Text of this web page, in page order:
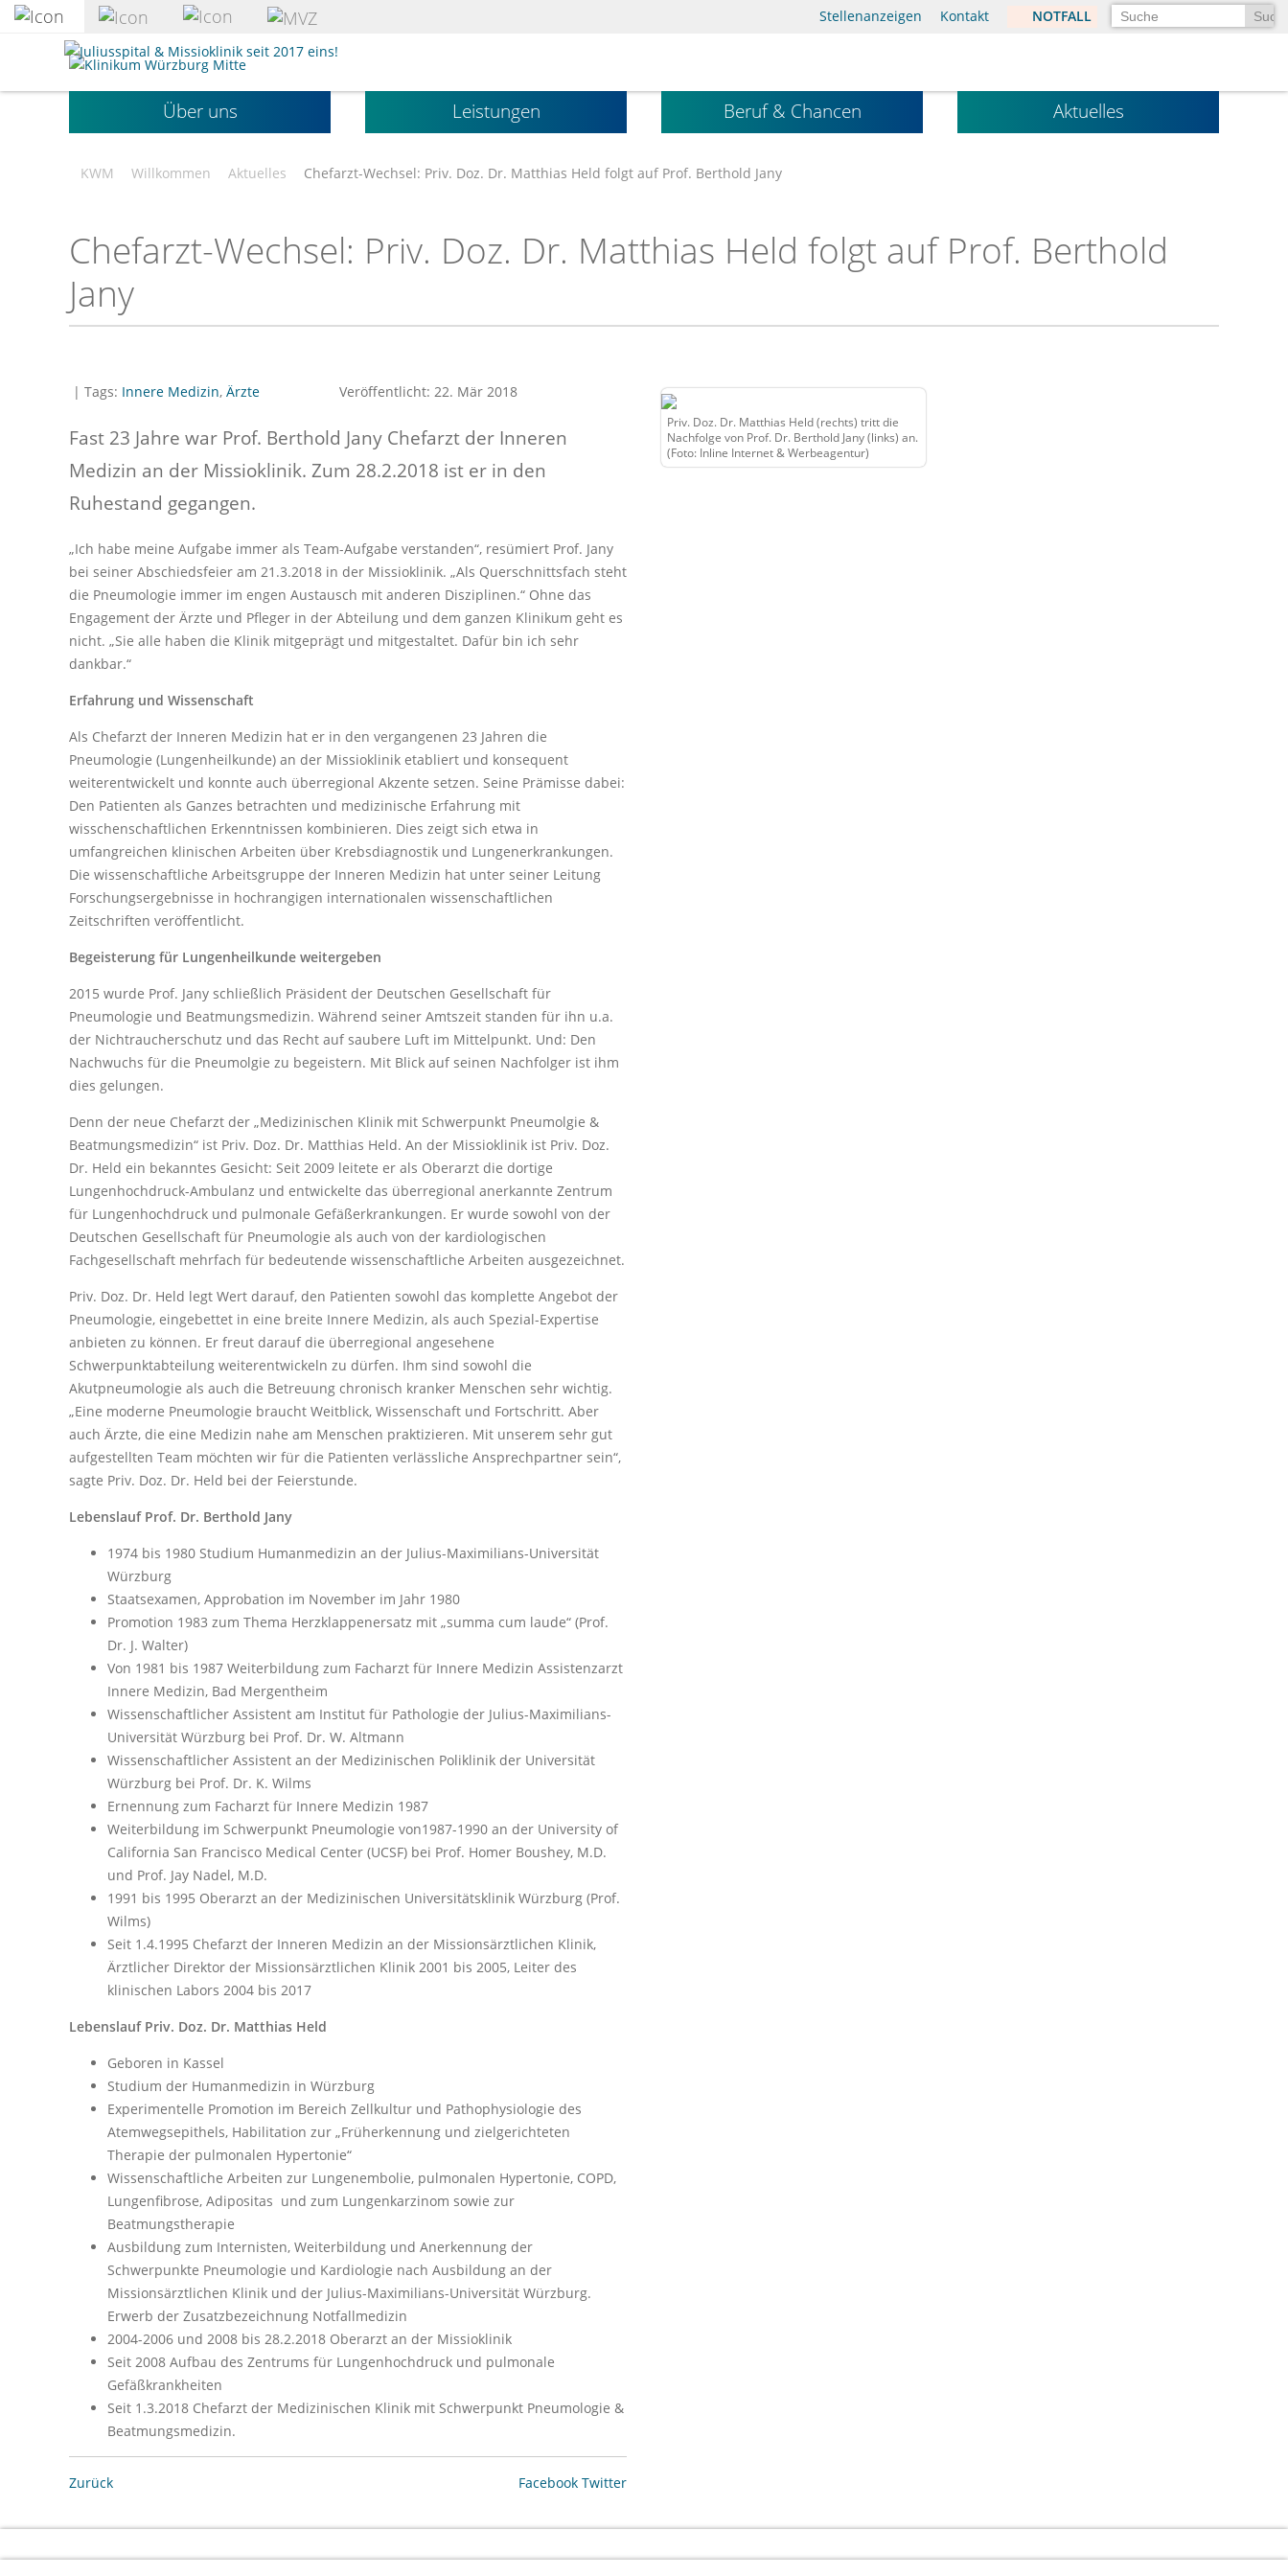
zum
Stellenanzeigen Kontakt NOTFALL Suchen
Klinikum
Würzburg
Mitte
gGmbHÜber uns Leistungen Beruf & Chancen Aktuelles
KWM Willkommen Aktuelles Chefarzt-Wechsel: Priv. Doz. Dr. Matthias Held folgt auf Prof. Berthold Jany
Chefarzt-Wechsel: Priv. Doz. Dr. Matthias Held folgt auf Prof. Berthold
Jany
Veröffentlicht: 22. Mär 2018
| Tags: Innere Medizin, Ärzte
Fast 23 Jahre war Prof. Berthold Jany Chefarzt der Inneren
Medizin an der Missioklinik. Zum 28.2.2018 ist er in den
Ruhestand gegangen.
„Ich habe meine Aufgabe immer als Team-Aufgabe verstanden“, resümiert Prof. Jany
bei seiner Abschiedsfeier am 21.3.2018 in der Missioklinik. „Als Querschnittsfach steht
die Pneumologie immer im engen Austausch mit anderen Disziplinen.“ Ohne das
Engagement der Ärzte und Pfleger in der Abteilung und dem ganzen Klinikum geht es
nicht. „Sie alle haben die Klinik mitgeprägt und mitgestaltet. Dafür bin ich sehr
dankbar.“
Erfahrung und Wissenschaft
Als Chefarzt der Inneren Medizin hat er in den vergangenen 23 Jahren die
Pneumologie (Lungenheilkunde) an der Missioklinik etabliert und konsequent
weiterentwickelt und konnte auch überregional Akzente setzen. Seine Prämisse dabei:
Den Patienten als Ganzes betrachten und medizinische Erfahrung mit
wisschenschaftlichen Erkenntnissen kombinieren. Dies zeigt sich etwa in
umfangreichen klinischen Arbeiten über Krebsdiagnostik und Lungenerkrankungen.
Die wissenschaftliche Arbeitsgruppe der Inneren Medizin hat unter seiner Leitung
Forschungsergebnisse in hochrangigen internationalen wissenschaftlichen
Zeitschriften veröffentlicht.
Begeisterung für Lungenheilkunde weitergeben
2015 wurde Prof. Jany schließlich Präsident der Deutschen Gesellschaft für
Pneumologie und Beatmungsmedizin. Während seiner Amtszeit standen für ihn u.a.
der Nichtraucherschutz und das Recht auf saubere Luft im Mittelpunkt. Und: Den
Nachwuchs für die Pneumolgie zu begeistern. Mit Blick auf seinen Nachfolger ist ihm
dies gelungen.
Denn der neue Chefarzt der „Medizinischen Klinik mit Schwerpunkt Pneumolgie &
Beatmungsmedizin“ ist Priv. Doz. Dr. Matthias Held. An der Missioklinik ist Priv. Doz.
Dr. Held ein bekanntes Gesicht: Seit 2009 leitete er als Oberarzt die dortige
Lungenhochdruck-Ambulanz und entwickelte das überregional anerkannte Zentrum
für Lungenhochdruck und pulmonale Gefäßerkrankungen. Er wurde sowohl von der
Deutschen Gesellschaft für Pneumologie als auch von der kardiologischen
Fachgesellschaft mehrfach für bedeutende wissenschaftliche Arbeiten ausgezeichnet.
Priv. Doz. Dr. Held legt Wert darauf, den Patienten sowohl das komplette Angebot der
Pneumologie, eingebettet in eine breite Innere Medizin, als auch Spezial-Expertise
anbieten zu können. Er freut darauf die überregional angesehene
Schwerpunktabteilung weiterentwickeln zu dürfen. Ihm sind sowohl die
Akutpneumologie als auch die Betreuung chronisch kranker Menschen sehr wichtig.
„Eine moderne Pneumologie braucht Weitblick, Wissenschaft und Fortschritt. Aber
auch Ärzte, die eine Medizin nahe am Menschen praktizieren. Mit unserem sehr gut
aufgestellten Team möchten wir für die Patienten verlässliche Ansprechpartner sein“,
sagte Priv. Doz. Dr. Held bei der Feierstunde.
Lebenslauf Prof. Dr. Berthold Jany
1974 bis 1980 Studium Humanmedizin an der Julius-Maximilians-Universität
Würzburg
Staatsexamen, Approbation im November im Jahr 1980
Promotion 1983 zum Thema Herzklappenersatz mit „summa cum laude“ (Prof.
Dr. J. Walter)
Von 1981 bis 1987 Weiterbildung zum Facharzt für Innere Medizin Assistenzarzt
Innere Medizin, Bad Mergentheim
Wissenschaftlicher Assistent am Institut für Pathologie der Julius-Maximilians-
Universität Würzburg bei Prof. Dr. W. Altmann
Wissenschaftlicher Assistent an der Medizinischen Poliklinik der Universität
Würzburg bei Prof. Dr. K. Wilms
Ernennung zum Facharzt für Innere Medizin 1987
Weiterbildung im Schwerpunkt Pneumologie von1987-1990 an der University of
California San Francisco Medical Center (UCSF) bei Prof. Homer Boushey, M.D.
und Prof. Jay Nadel, M.D.
1991 bis 1995 Oberarzt an der Medizinischen Universitätsklinik Würzburg (Prof.
Wilms)
Seit 1.4.1995 Chefarzt der Inneren Medizin an der Missionsärztlichen Klinik,
Ärztlicher Direktor der Missionsärztlichen Klinik 2001 bis 2005, Leiter des
klinischen Labors 2004 bis 2017
Lebenslauf Priv. Doz. Dr. Matthias Held
Geboren in Kassel
Studium der Humanmedizin in Würzburg
Experimentelle Promotion im Bereich Zellkultur und Pathophysiologie des
Atemwegsepithels, Habilitation zur „Früherkennung und zielgerichteten
Therapie der pulmonalen Hypertonie“
Wissenschaftliche Arbeiten zur Lungenembolie, pulmonalen Hypertonie, COPD,
Lungenfibrose, Adipositas und zum Lungenkarzinom sowie zur
Beatmungstherapie
Ausbildung zum Internisten, Weiterbildung und Anerkennung der
Schwerpunkte Pneumologie und Kardiologie nach Ausbildung an der
Missionsärztlichen Klinik und der Julius-Maximilians-Universität Würzburg.
Erwerb der Zusatzbezeichnung Notfallmedizin
2004-2006 und 2008 bis 28.2.2018 Oberarzt an der Missioklinik
Seit 2008 Aufbau des Zentrums für Lungenhochdruck und pulmonale
Gefäßkrankheiten
Seit 1.3.2018 Chefarzt der Medizinischen Klinik mit Schwerpunkt Pneumologie &
Beatmungsmedizin.
Zurück Facebook Twitter
Priv. Doz. Dr. Matthias Held (rechts) tritt die
Nachfolge von Prof. Dr. Berthold Jany (links) an.
(Foto: Inline Internet & Werbeagentur)